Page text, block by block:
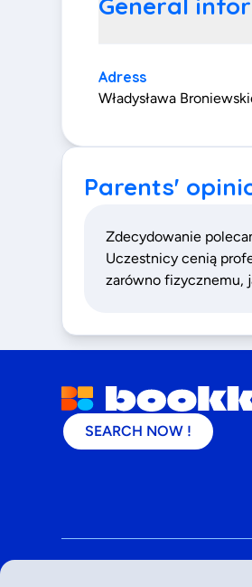
Adress
Władysława
Parents'
Zdecydowanie
Uczestnicy cenią
zarówno fizycznemu,
SEARCH NOW !